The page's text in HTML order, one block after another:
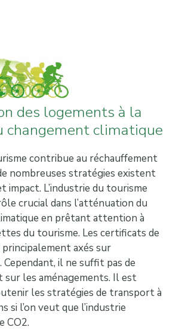
des logements à la
changement climatique
contribue au réchauffement
nombreuses stratégies existent
impact. L’industrie du tourisme
crucial dans l’atténuation du
en prêtant attention à
du tourisme. Les certificats de
axés sur
Cependant, il ne suffit pas de
sur les aménagements. Il est
les stratégies de transport à
si l’on veut que l’industrie
CO2.